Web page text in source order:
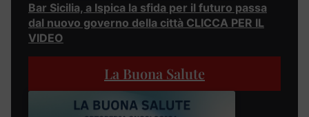
Bar Sicilia, a Ispica la sfida per il futuro passa
dal nuovo governo della città CLICCA PER IL
VIDEO
La Buona Salute